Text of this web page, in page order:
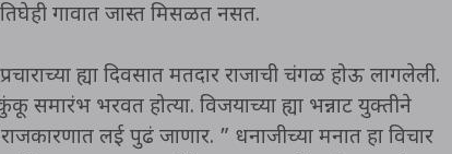
गावात जास्त मिसळत नसत.
ह्या दिवसात मतदार राजाची चंगळ होऊ लागलेली.
भरवत होत्या. विजयाच्या ह्या भन्नाट युक्तीने
लई पुढं जाणार. ” धनाजीच्या मनात हा विचार